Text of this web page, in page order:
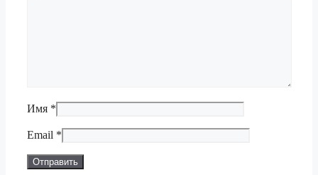
Имя *
Email *